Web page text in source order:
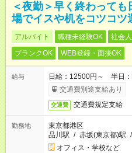
＜夜勤＞早く終わって
場でイスや机をコツコツ
アルバイト 職種未経験OK 社会
ブランクOK
WEB登録・面接OK
給与
日給：12500円～ 半日
交通費別途支給あり
交通費 交通費規定支給
勤務地
東京都港区
品川駅 / 赤坂(東京都)駅 /
オフィス・学校など